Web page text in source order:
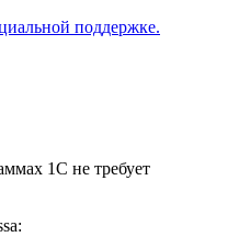
поддержке.
1С не требует